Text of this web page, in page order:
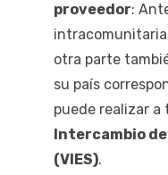
proveedor:
otra parte
su país
puede realizar a
Intercambio
(VIES).